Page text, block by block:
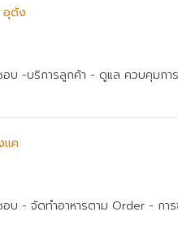
อุด้ง
บ -บริการลูกค้า - ดูแล ควบคุมกา
แค
บ - จัดทำอาหารตาม Order - การ